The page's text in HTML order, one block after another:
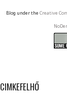
Blog under the Creative
CIMKEFELHŐ